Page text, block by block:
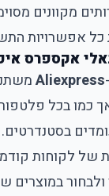
מקוונים
כל אפשרויות
אקספרס
Aliexpress
אך כמו בכל
של לקוחות
ולבחור במוצרים